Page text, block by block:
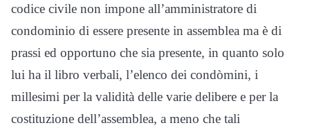
codice civile non impone all’amministratore di
condominio di essere presente in assemblea ma è di
prassi ed opportuno che sia presente, in quanto solo
lui ha il libro verbali, l’elenco dei condòmini, i
millesimi per la validità delle varie delibere e per la
costituzione dell’assemblea, a meno che tali